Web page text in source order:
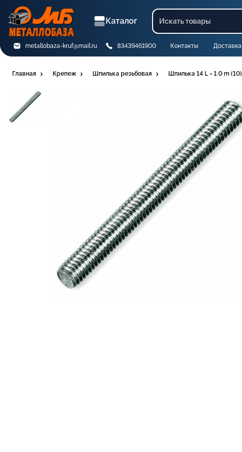
Каталог
metallobaza-kruf@mail.ru 83439461900 Контакты Доставка
Главная Крепеж Шпилька резьбовая Шпилька 14 L = 1.0 m (10)